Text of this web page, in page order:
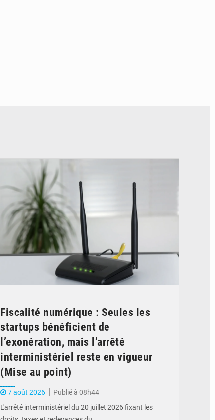
Fiscalité numérique : Seules les
startups bénéficient de
l’exonération, mais l’arrêté
interministériel reste en vigueur
(Mise au point)
7 août 2026
Publié à 08h44
L'arrêté interministériel du 20 juillet 2026 fixant les